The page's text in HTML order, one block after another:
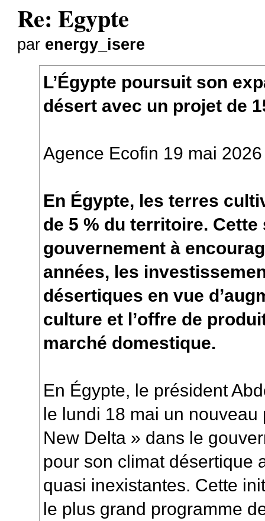
Re: Egypte
par energy_isere
L’Égypte poursuit son
désert avec un projet de
Agence Ecofin 19 mai 2026
En Égypte, les terres
de 5 % du territoire.
gouvernement à
années, les
désertiques en vue
culture et l’offre de
marché domestique.
En Égypte, le président
le lundi 18 mai un
New Delta » dans le
pour son climat désertique
quasi inexistantes. Cette
le plus grand programme